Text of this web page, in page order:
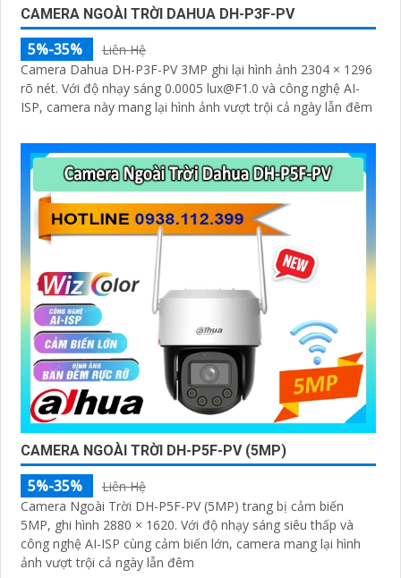
CAMERA NGOÀI TRỜI DAHUA DH-P3F-PV
5%-35%
Liên Hệ
Camera Dahua DH-P3F-PV 3MP ghi lại hình ảnh 2304 × 1296
rõ nét. Với độ nhạy sáng 0.0005 lux@F1.0 và công nghệ AI-
ISP, camera này mang lại hình ảnh vượt trội cả ngày lẫn đêm
CAMERA NGOÀI TRỜI DH-P5F-PV (5MP)
5%-35%
Liên Hệ
Camera Ngoài Trời DH-P5F-PV (5MP) trang bị cảm biến
5MP, ghi hình 2880 × 1620. Với độ nhạy sáng siêu thấp và
công nghệ AI-ISP cùng cảm biến lớn, camera mang lại hình
ảnh vượt trội cả ngày lẫn đêm